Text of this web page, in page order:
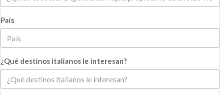
País
¿Qué destinos italianos le interesan?